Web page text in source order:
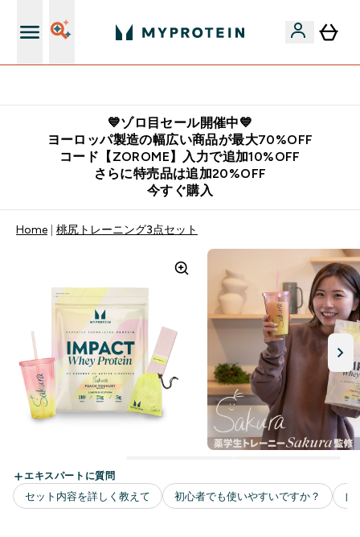
💙ゾロ目セール開催中💙
ヨーロッパ製造の幅広い商品が最大70%OFF
コード【ZOROME】入力で追加10%OFF
さらに特売品は追加20%OFF
今すぐ購入
Home 桃尻トレーニング3点セット